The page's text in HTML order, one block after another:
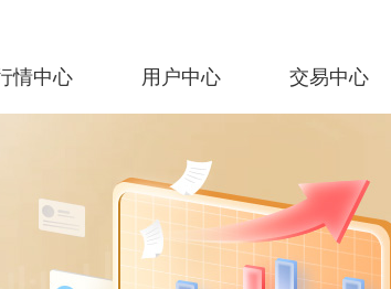
情中心 用户中心 交易中心